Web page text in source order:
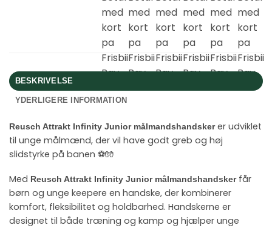
BESKRIVELSE
YDERLIGERE INFORMATION
Reusch Attrakt Infinity Junior målmandshandskerer udviklet
til unge målmænd, der vil have godt greb og høj
slidstyrke på banen ⚽🧤
Med Reusch Attrakt Infinity Junior målmandshandskerfår
børn og unge keepere en handske, der kombinerer
komfort, fleksibilitet og holdbarhed. Handskerne er
designet til både træning og kamp og hjælper unge